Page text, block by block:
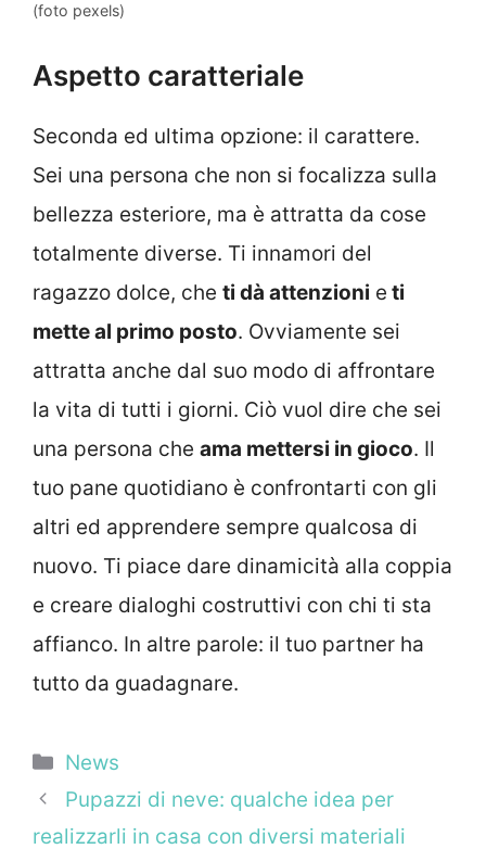
(foto pexels)
Aspetto caratteriale
Seconda ed ultima opzione: il carattere.
Sei una persona che non si focalizza sulla
bellezza esteriore, ma è attratta da cose
totalmente diverse. Ti innamori del
ragazzo dolce, che ti dà attenzioni e ti
mette al primo posto. Ovviamente sei
attratta anche dal suo modo di affrontare
la vita di tutti i giorni. Ciò vuol dire che sei
una persona che ama mettersi in gioco. Il
tuo pane quotidiano è confrontarti con gli
altri ed apprendere sempre qualcosa di
nuovo. Ti piace dare dinamicità alla coppia
e creare dialoghi costruttivi con chi ti sta
affianco. In altre parole: il tuo partner ha
tutto da guadagnare.
Categorie
News
Pupazzi di neve: qualche idea per
realizzarli in casa con diversi materiali